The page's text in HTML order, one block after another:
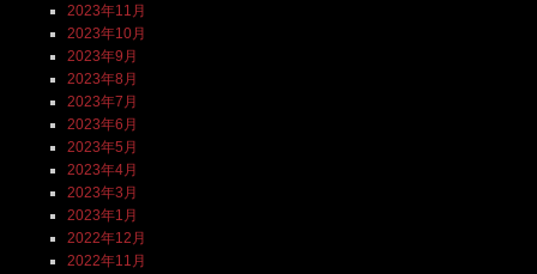
2023年11月
2023年10月
2023年9月
2023年8月
2023年7月
2023年6月
2023年5月
2023年4月
2023年3月
2023年1月
2022年12月
2022年11月